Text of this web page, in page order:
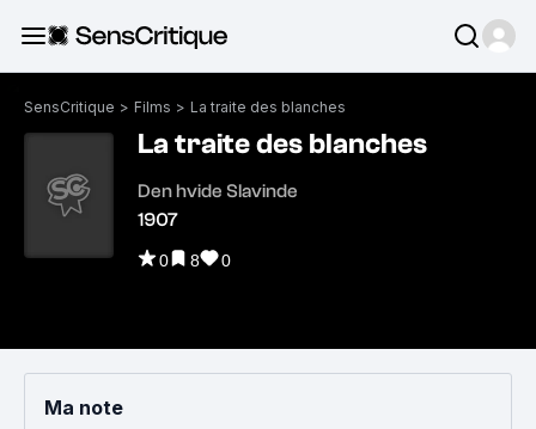
SensCritique > Films > La traite des blanches
La traite des blanches
Den hvide Slavinde
1907
0 8 0
Ma note